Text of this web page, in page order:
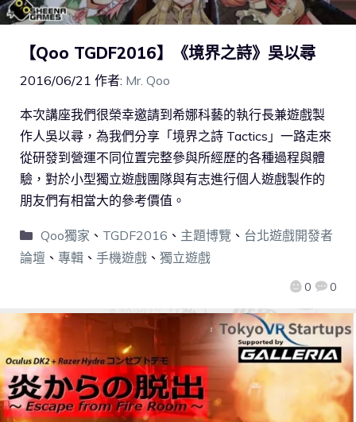
【Qoo TGDF2016】《境界之詩》吳以尋
2016/06/21 作者: Mr. Qoo
0 0
本次講座我們很榮幸邀請到希娜科藝的執行長兼遊戲製
作人吳以尋，為我們分享「境界之詩 Tactics」一路走來
從研發到營運不同位置完整參與所經歷的各種過程與體
驗，對於小型獨立遊戲團隊與有志進行個人遊戲製作的
朋友們有相當大的參考價值。
Qoo獨家 、 TGDF2016 、 主題博覽 、 台北遊戲開發者
論壇 、 專輯 、 手機遊戲 、 獨立遊戲